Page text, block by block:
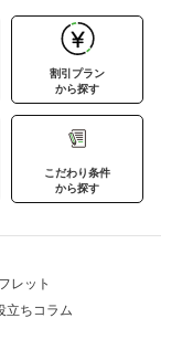
割引プラン
から探す
こだわり条件
から探す
レット
立ちコラム